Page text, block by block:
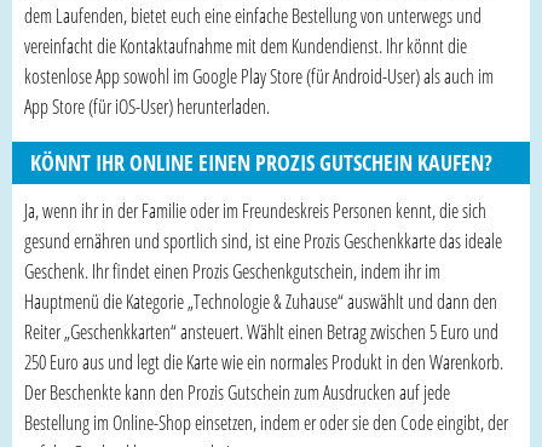
dem Laufenden, bietet euch eine einfache Bestellung von unterwegs und
vereinfacht die Kontaktaufnahme mit dem Kundendienst. Ihr könnt die
kostenlose App sowohl im Google Play Store (für Android-User) als auch im
App Store (für iOS-User) herunterladen.
KÖNNT IHR ONLINE EINEN PROZIS GUTSCHEIN KAUFEN?
Ja, wenn ihr in der Familie oder im Freundeskreis Personen kennt, die sich
gesund ernähren und sportlich sind, ist eine Prozis Geschenkkarte das ideale
Geschenk. Ihr findet einen Prozis Geschenkgutschein, indem ihr im
Hauptmenü die Kategorie „Technologie & Zuhause“ auswählt und dann den
Reiter „Geschenkkarten“ ansteuert. Wählt einen Betrag zwischen 5 Euro und
250 Euro aus und legt die Karte wie ein normales Produkt in den Warenkorb.
Der Beschenkte kann den Prozis Gutschein zum Ausdrucken auf jede
Bestellung im Online-Shop einsetzen, indem er oder sie den Code eingibt, der